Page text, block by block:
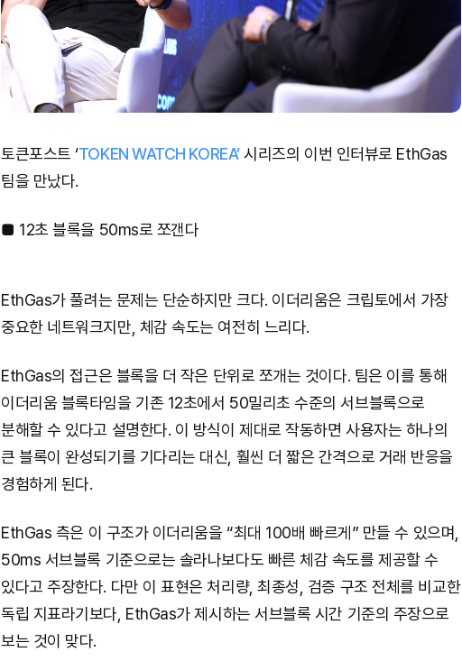
토큰포스트 ‘TOKEN WATCH KOREA’시리즈의 이번 인터뷰로 EthGas
팀을 만났다.
■ 12초 블록을 50ms로 쪼갠다
EthGas가 풀려는 문제는 단순하지만 크다. 이더리움은 크립토에서 가장
중요한 네트워크지만, 체감 속도는 여전히 느리다.
EthGas의 접근은 블록을 더 작은 단위로 쪼개는 것이다. 팀은 이를 통해
이더리움 블록타임을 기존 12초에서 50밀리초 수준의 서브블록으로
분해할 수 있다고 설명한다. 이 방식이 제대로 작동하면 사용자는 하나의
큰 블록이 완성되기를 기다리는 대신, 훨씬 더 짧은 간격으로 거래 반응을
경험하게 된다.
EthGas 측은 이 구조가 이더리움을 “최대 100배 빠르게” 만들 수 있으며,
50ms 서브블록 기준으로는 솔라나보다도 빠른 체감 속도를 제공할 수
있다고 주장한다. 다만 이 표현은 처리량, 최종성, 검증 구조 전체를 비교한
독립 지표라기보다, EthGas가 제시하는 서브블록 시간 기준의 주장으로
보는 것이 맞다.